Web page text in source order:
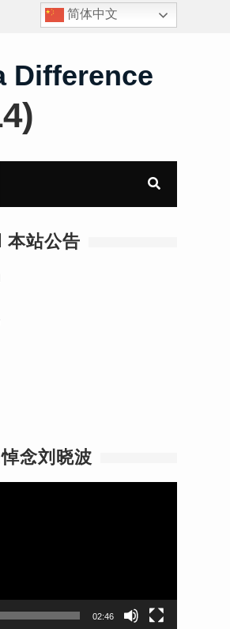
干的奴工——咸阳市渭城区看守所
简体中文
Difference
本站公告
念刘晓波
02:46